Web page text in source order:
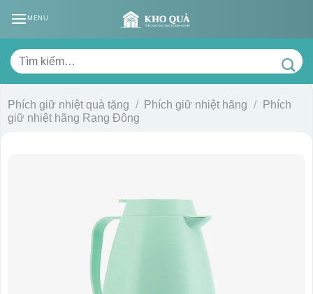
MENU
Tìm
kiếm:
Phích giữ nhiệt quà tặng / Phích giữ nhiệt hãng /
Phích
giữ nhiệt hãng Rạng Đông